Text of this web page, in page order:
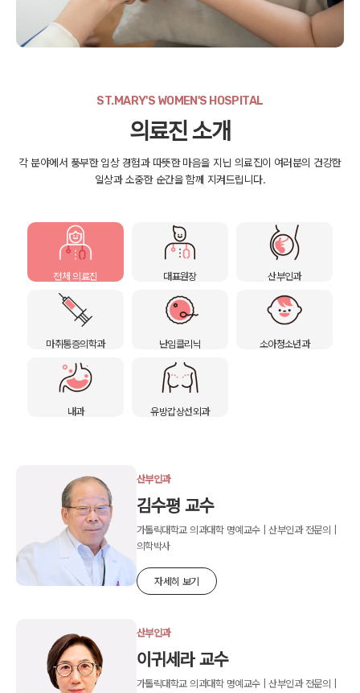
ST.MARY'S WOMEN'S HOSPITAL
의료진 소개
각 분야에서 풍부한 임상 경험과 따뜻한 마음을 지닌 의료진이 여러분의 건강한
일상과 소중한 순간을 함께 지켜드립니다.
전체 의료진 대표원장 산부인과
마취통증의학과 난임클리닉 소아청소년과
내과 유방갑상선외과
산부인과
김수평 교수
가톨릭대학교 의과대학 명예교수 | 산부인과 전문의 |
의학박사
자세히 보기
산부인과
이귀세라 교수
가톨릭대학교 의과대학 명예교수 | 산부인과 전문의 |